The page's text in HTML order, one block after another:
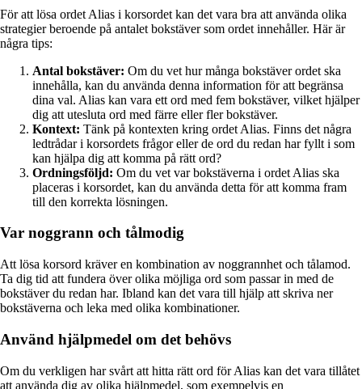
För att lösa ordet Alias i korsordet kan det vara bra att använda olika
strategier beroende på antalet bokstäver som ordet innehåller. Här är
några tips:
Antal bokstäver: Om du vet hur många bokstäver ordet ska
innehålla, kan du använda denna information för att begränsa
dina val. Alias kan vara ett ord med fem bokstäver, vilket hjälper
dig att utesluta ord med färre eller fler bokstäver.
Kontext: Tänk på kontexten kring ordet Alias. Finns det några
ledtrådar i korsordets frågor eller de ord du redan har fyllt i som
kan hjälpa dig att komma på rätt ord?
Ordningsföljd: Om du vet var bokstäverna i ordet Alias ska
placeras i korsordet, kan du använda detta för att komma fram
till den korrekta lösningen.
Var noggrann och tålmodig
Att lösa korsord kräver en kombination av noggrannhet och tålamod.
Ta dig tid att fundera över olika möjliga ord som passar in med de
bokstäver du redan har. Ibland kan det vara till hjälp att skriva ner
bokstäverna och leka med olika kombinationer.
Använd hjälpmedel om det behövs
Om du verkligen har svårt att hitta rätt ord för Alias kan det vara tillåtet
att använda dig av olika hjälpmedel, som exempelvis en